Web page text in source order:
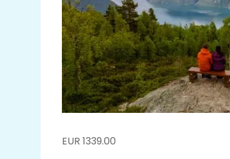
EUR 1339.00